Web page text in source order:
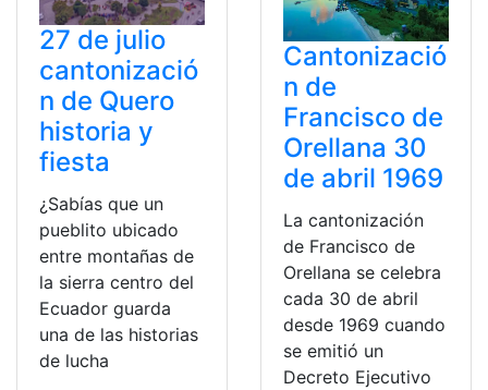
27 de julio
cantonizació
n de Quero
historia y
fiesta
¿Sabías que un
pueblito ubicado
entre montañas de
la sierra centro del
Ecuador guarda
una de las historias
de lucha
Cantonizació
n de
Francisco de
Orellana 30
de abril 1969
La cantonización
de Francisco de
Orellana se celebra
cada 30 de abril
desde 1969 cuando
se emitió un
Decreto Ejecutivo